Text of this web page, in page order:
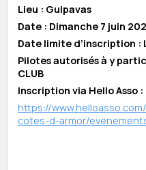
Lieu : Guipavas
Date : Dimanche 7 juin
Date limite d’inscription :
Pilotes autorisés à y
CLUB
Inscription via Hello Asso :
https://
cotes-d-armor/